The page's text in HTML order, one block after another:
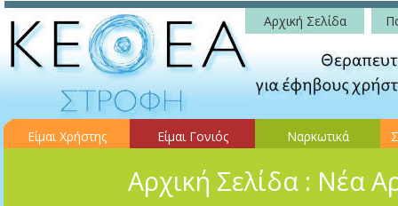
Αρχική Σελίδα
Είμαι Χρήστης Είμαι Γονιός Ναρκωτικά
Αρχική Σελίδα : Νέα